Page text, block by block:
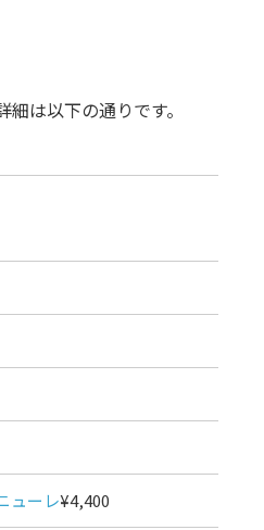
は以下の通りです。
ューレ¥4,400